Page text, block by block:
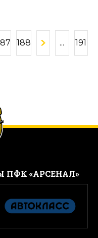
188 ... 191
ПФК «АРСЕНАЛ»